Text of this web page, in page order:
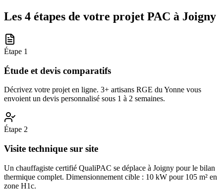
Les 4 étapes de votre projet PAC à Joigny
Étape 1
Étude et devis comparatifs
Décrivez votre projet en ligne. 3+ artisans RGE du Yonne vous
envoient un devis personnalisé sous 1 à 2 semaines.
Étape 2
Visite technique sur site
Un chauffagiste certifié QualiPAC se déplace à Joigny pour le bilan
thermique complet. Dimensionnement cible : 10 kW pour 105 m² en
zone H1c.